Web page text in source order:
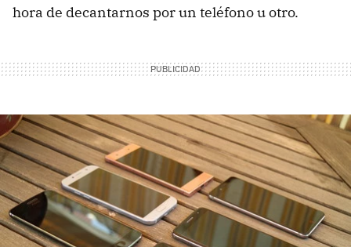
hora de decantarnos por un teléfono u otro.